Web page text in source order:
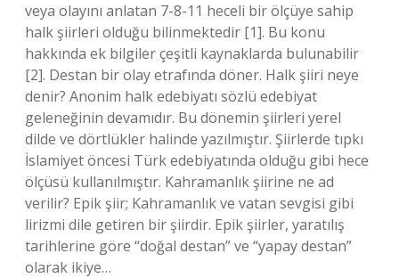
veya olayını anlatan 7-8-11 heceli bir ölçüye sahip
halk şiirleri olduğu bilinmektedir [1]. Bu konu
hakkında ek bilgiler çeşitli kaynaklarda bulunabilir
[2]. Destan bir olay etrafında döner. Halk şiiri neye
denir? Anonim halk edebiyatı sözlü edebiyat
geleneğinin devamıdır. Bu dönemin şiirleri yerel
dilde ve dörtlükler halinde yazılmıştır. Şiirlerde tıpkı
İslamiyet öncesi Türk edebiyatında olduğu gibi hece
ölçüsü kullanılmıştır. Kahramanlık şiirine ne ad
verilir? Epik şiir; Kahramanlık ve vatan sevgisi gibi
lirizmi dile getiren bir şiirdir. Epik şiirler, yaratılış
tarihlerine göre “doğal destan” ve “yapay destan”
olarak ikiye…